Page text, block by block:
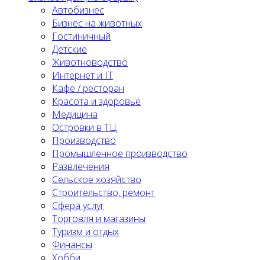
Автобизнес
Бизнес на животных
Гостиничный
Детские
Животноводство
Интернет и IT
Кафе / ресторан
Красота и здоровье
Медицина
Островки в ТЦ
Производство
Промышленное производство
Развлечения
Сельское хозяйство
Строительство, ремонт
Сфера услуг
Торговля и магазины
Туризм и отдых
Финансы